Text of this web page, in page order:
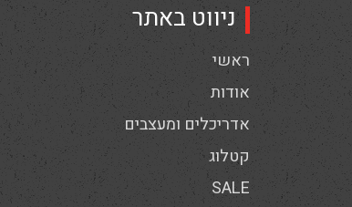
ניווט באתר
ראשי
אודות
אדריכלים ומעצבים
קטלוג
SALE